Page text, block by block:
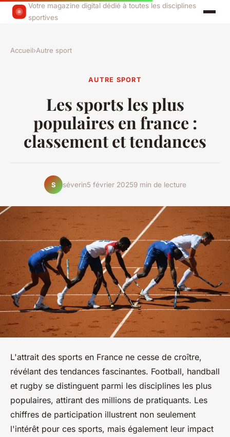
Votre magazine digital dédié à toutes les disciplines
sportives
Accueil›Autre sport
AUTRE SPORT
Les sports les plus
populaires en france :
classement et tendances
S séverin5 février 20259 min de lecture
L'attrait des sports en France ne cesse de croître,
révélant des tendances fascinantes. Football, handball
et rugby se distinguent parmi les disciplines les plus
populaires, attirant des millions de pratiquants. Les
chiffres de participation illustrent non seulement
l'intérêt pour ces sports, mais également leur impact